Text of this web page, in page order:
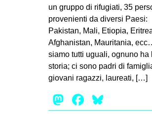
un gruppo di rifugiati, 35
provenienti da diversi Paesi:
Pakistan, Mali, Etiopia,
Afghanistan, Mauritania,
siamo tutti uguali, ognuno ha
storia; ci sono padri di
giovani ragazzi, laureati, […]
Mastodon
Facebook